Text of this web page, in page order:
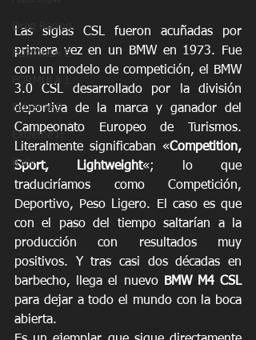
Drag Racing
FORMULA E
FORMULA 1
Extreme E
Extreme H
Rally
Las siglas CSL fueron acuñadas por
primera vez en un BMW en 1973. Fue
con un modelo de competición, el BMW
3.0 CSL desarrollado por la división
deportiva de la marca y ganador del
Campeonato Europeo de Turismos.
Literalmente significaban «Competition,
Sport, Lightweight«; lo que
traduciríamos como Competición,
Deportivo, Peso Ligero. El caso es que
con el paso del tiempo saltarían a la
producción con resultados muy
positivos. Y tras casi dos décadas en
barbecho, llega el nuevo
BMW M4 CSL
para dejar a todo el mundo con la boca
abierta.